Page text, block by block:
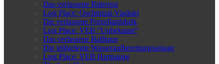
Das verlassene Rittergut
Lost Place: Oschütztal-Viadukt
Die verlassene Porzellanfabrik
Lost Place: VEB “Unbekannt”
Das verlassene Ballhaus
Die stillgelegte Wasseraufbereitungsanlage
Lost Place: VEB Hartpappe